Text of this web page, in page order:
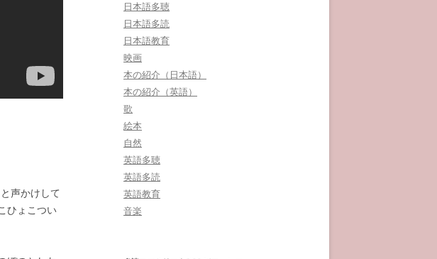
声かけして
ひょこつい
日本語多聴
日本語多読
日本語教育
映画
本の紹介（日本語）
本の紹介（英語）
歌
絵本
自然
英語多聴
英語多読
英語教育
音楽